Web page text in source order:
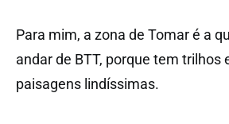
Para mim, a zona de Tomar é a
andar de BTT, porque tem trilhos
paisagens lindíssimas.